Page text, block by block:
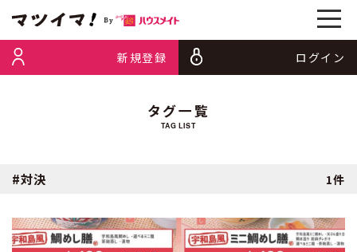
新規登録 ログイン
タグ一覧
TAG LIST
#対決 1件